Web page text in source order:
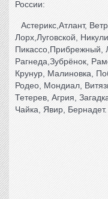
России:
Астерикс,Атлант,
Лорх,Луговской,
Пикассо,Прибрежный,
Рагнеда,Зубрёнок,
Крунур, Малиновка,
Родео, Мондиал,
Тетерев, Агрия,
Чайка, Явир, Бернадет.